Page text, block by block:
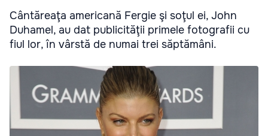
Cântăreaţa americană Fergie şi soţul ei, John
Duhamel, au dat publicităţii primele fotografii cu
fiul lor, în vârstă de numai trei săptămâni.